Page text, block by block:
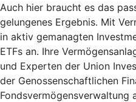
Auch hier braucht es das
gelungenes Ergebnis. Mit
in aktiv gemanagten
ETFs an. Ihre
und Experten der Union
der Genossenschaftlichen
Fondsvermögensverwaltung